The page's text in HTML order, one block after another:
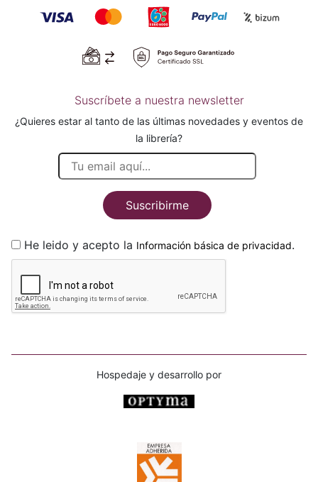
Suscríbete a nuestra newsletter
¿Quieres estar al tanto de las últimas novedades y eventos de
la librería?
Suscribirme
He leido y acepto la Información básica de privacidad.
Hospedaje y desarrollo por